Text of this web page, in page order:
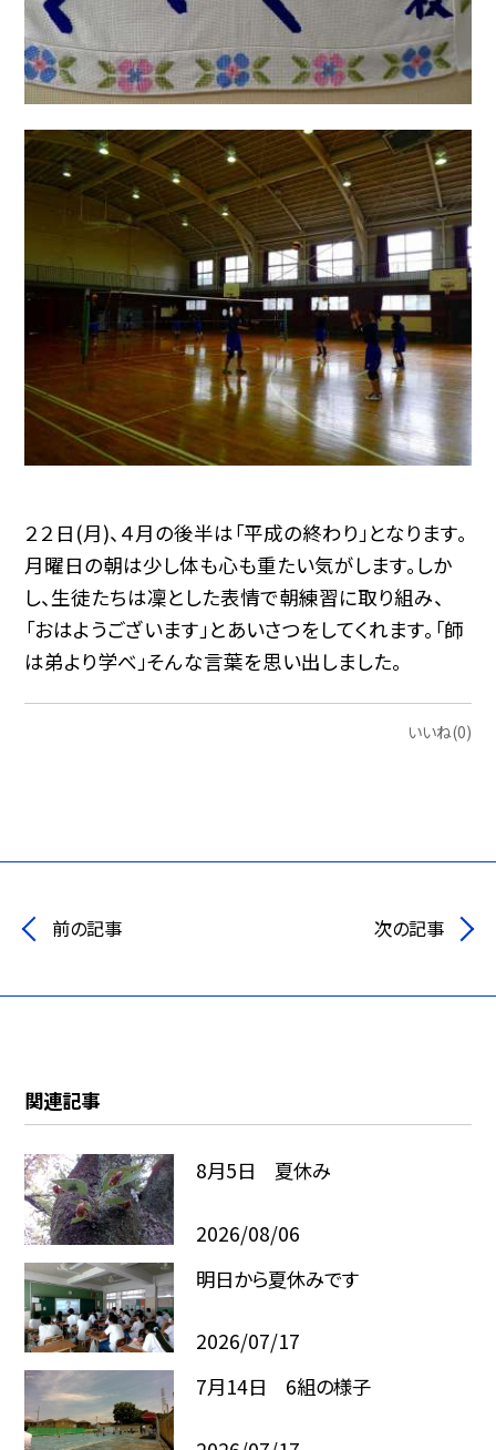
２２日(月)、４月の後半は「平成の終わり」となります。
月曜日の朝は少し体も心も重たい気がします。しか
し、生徒たちは凜とした表情で朝練習に取り組み、
「おはようございます」とあいさつをしてくれます。「師
は弟より学べ」そんな言葉を思い出しました。
いいね(0)
前の記事 次の記事
関連記事
8月5日 夏休み
2026/08/06
明日から夏休みです
2026/07/17
7月14日 6組の様子